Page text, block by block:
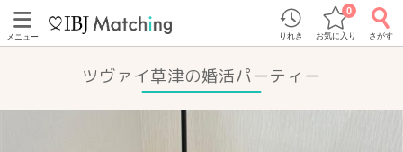
メニュー りれき お気に入り
0
さがす
ツヴァイ草津の婚活パーティー